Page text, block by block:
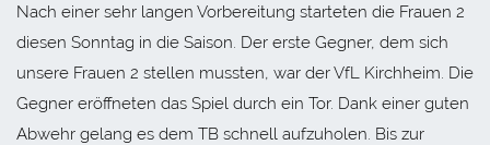
Nach einer sehr langen Vorbereitung starteten die Frauen 2
diesen Sonntag in die Saison. Der erste Gegner, dem sich
unsere Frauen 2 stellen mussten, war der VfL Kirchheim. Die
Gegner eröffneten das Spiel durch ein Tor. Dank einer guten
Abwehr gelang es dem TB schnell aufzuholen. Bis zur